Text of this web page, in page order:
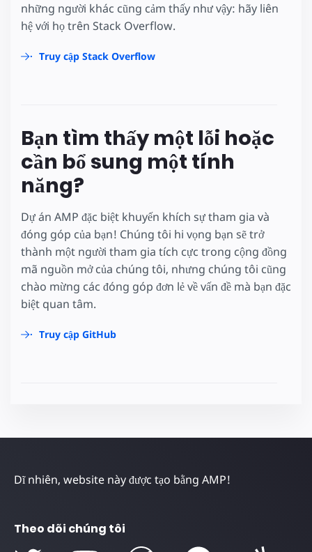
những người khác cũng cảm thấy như vậy: hãy liên
hệ với họ trên Stack Overflow.
Truy cập Stack Overflow
Bạn tìm thấy một lỗi hoặc
cần bổ sung một tính
năng?
Dự án AMP đặc biệt khuyến khích sự tham gia và
đóng góp của bạn! Chúng tôi hi vọng bạn sẽ trở
thành một người tham gia tích cực trong cộng đồng
mã nguồn mở của chúng tôi, nhưng chúng tôi cũng
chào mừng các đóng góp đơn lẻ về vấn đề mà bạn đặc
biệt quan tâm.
Truy cập GitHub
Dĩ nhiên, website này được tạo bằng AMP!
Theo dõi chúng tôi